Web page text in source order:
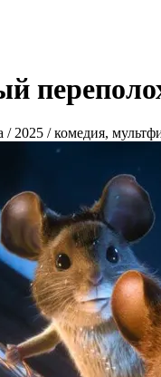
/ 2025 / комедия,